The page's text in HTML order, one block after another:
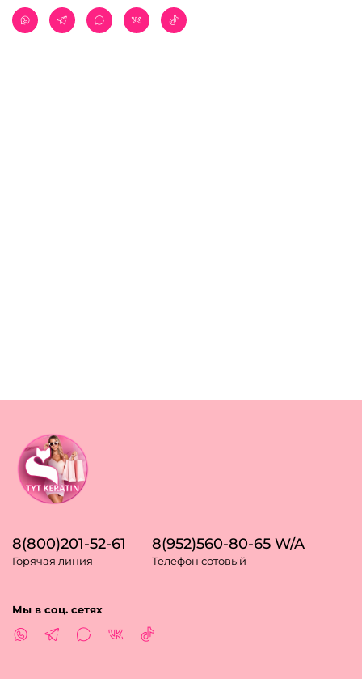
8(800)201-52-61
Горячая линия
8(952)560-80-65 W/A
Телефон сотовый
Мы в соц. сетях